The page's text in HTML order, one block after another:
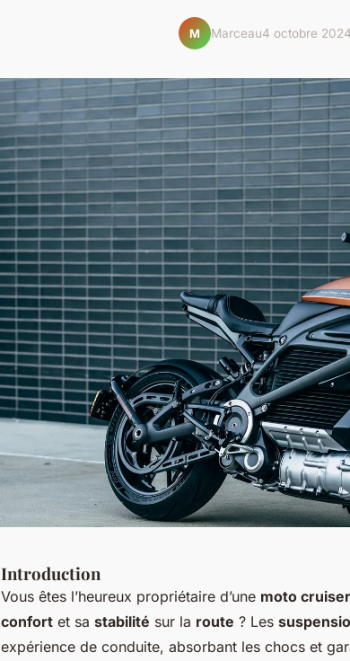
M Marceau4 octobre 2024
Introduction
Vous êtes l’heureux propriétaire d’une moto cruiser
confort et sa stabilité sur la route ? Les
expérience de conduite, absorbant les chocs et